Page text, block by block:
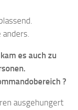
es auch zu
?
ausgehungert